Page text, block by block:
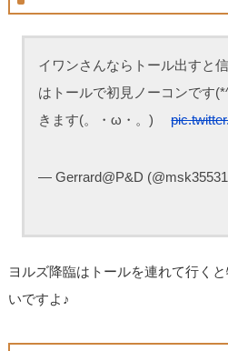
イワンさんならトール出すと
はトールで初見ノーコンです
きます(。・ω・。)ゞ
— Gerrard@P&D
ヨルズ降臨はトールを連れて行く
いですよ♪